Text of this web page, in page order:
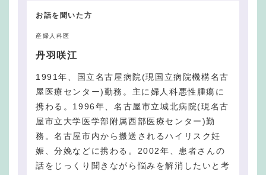
お話を聞いた方
産婦人科医
丹羽咲江
1991年、国立名古屋病院(現国立病院機構名古
屋医療センター)勤務。主に婦人科悪性腫瘍に
携わる。1996年、名古屋市立城北病院(現名古
屋市立大学医学部附属西部医療センター)勤
務。名古屋市内から搬送されるハイリスク妊
娠、分娩などに携わる。2002年、患者さんの
話をじっくり聞きながら悩みを解消したいと考